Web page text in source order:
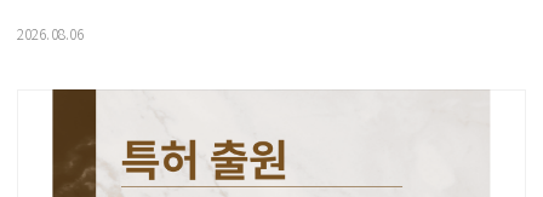
2026.08.06